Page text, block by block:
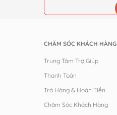
CHĂM SÓC KHÁCH HÀNG
Trung Tâm Trợ Giúp
Thanh Toán
Trả Hàng & Hoàn Tiền
Chăm Sóc Khách Hàng